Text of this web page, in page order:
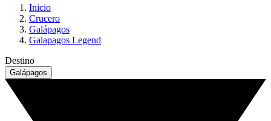
Inicio
Crucero
Galápagos
Galapagos Legend
Destino
Galápagos